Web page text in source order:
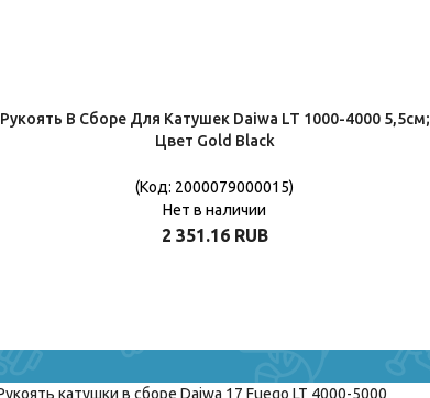
Рукоять В Сборе Для Катушек Daiwa LT 1000-4000 5,5см;
Цвет Gold Black
(Код: 2000079000015)
Нет в наличии
2 351.16 RUB